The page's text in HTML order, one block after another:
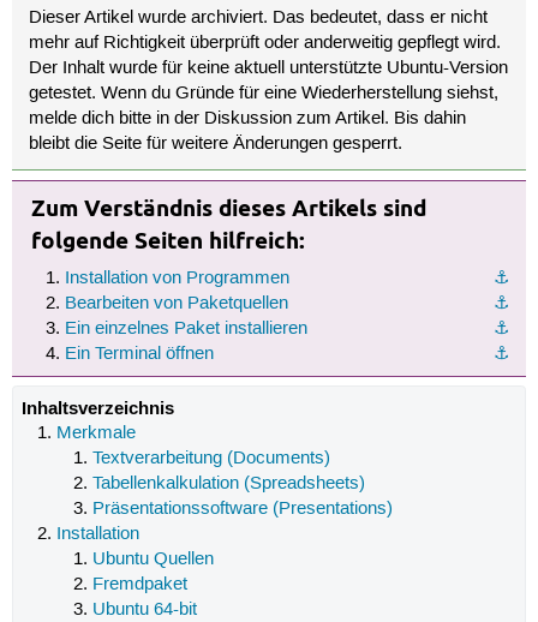
Dieser Artikel wurde archiviert. Das bedeutet, dass er nicht
mehr auf Richtigkeit überprüft oder anderweitig gepflegt wird.
Der Inhalt wurde für keine aktuell unterstützte Ubuntu-Version
getestet. Wenn du Gründe für eine Wiederherstellung siehst,
melde dich bitte in der Diskussion zum Artikel. Bis dahin
bleibt die Seite für weitere Änderungen gesperrt.
Zum Verständnis dieses Artikels sind
folgende Seiten hilfreich:
⚓︎
Installation von Programmen
⚓︎
Bearbeiten von Paketquellen
⚓︎
Ein einzelnes Paket installieren
⚓︎
Ein Terminal öffnen
Inhaltsverzeichnis
Merkmale
Textverarbeitung (Documents)
Tabellenkalkulation (Spreadsheets)
Präsentationssoftware (Presentations)
Installation
Ubuntu Quellen
Fremdpaket
Ubuntu 64-bit